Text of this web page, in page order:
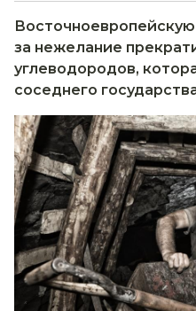
за нежелание
углеводородов,
соседнего